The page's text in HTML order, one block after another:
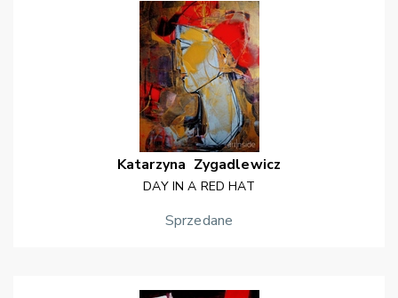
Katarzyna Zygadlewicz
DAY IN A RED HAT
Sprzedane